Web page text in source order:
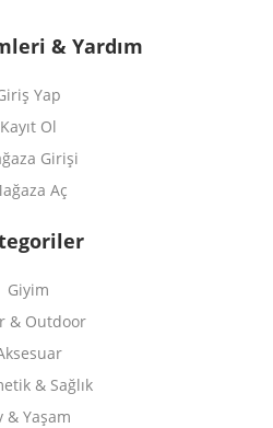
& Yardım
Yap
Kayıt Ol
Girişi
Aç
Giyim
& Outdoor
& Sağlık
& Yaşam